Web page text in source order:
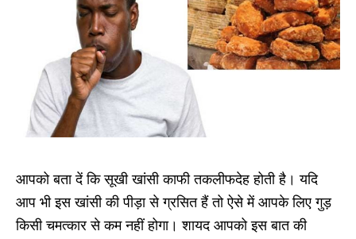
आपको बता दें कि सूखी खांसी काफी तकलीफदेह होती है। यदि
आप भी इस खांसी की पीड़ा से ग्रसित हैं तो ऐसे में आपके लिए गुड़
किसी चमत्कार से कम नहीं होगा। शायद आपको इस बात की